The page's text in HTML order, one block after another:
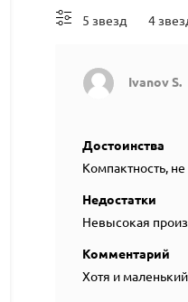
5 звезд 4
Ivanov S.
Достоинства
Компактность,
Недостатки
Невысокая
Комментарий
Хотя и